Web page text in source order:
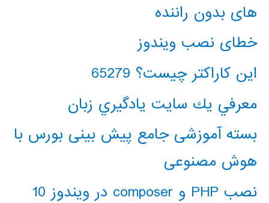
های بدون راننده
خطای نصب ویندوز
این کاراکتر چیست؟ 65279
معرفي يك سايت يادگيري زبان
بسته آموزشی جامع پیش بینی بورس با
هوش مصنوعی
نصب PHP و composer در ویندوز 10